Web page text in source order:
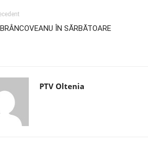
ÎN SĂRBĂTOARE
PTV Oltenia